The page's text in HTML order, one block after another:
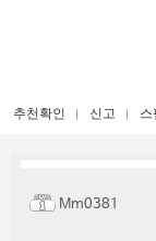
추천확인 신고 스
Mm0381